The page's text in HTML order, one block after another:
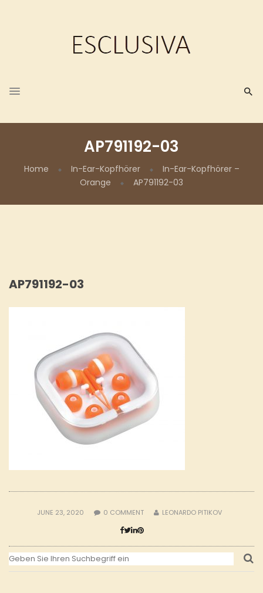
AP791192-03
Home In-Ear-Kopfhörer
In-Ear-Kopfhörer –
Orange
AP791192-03
AP791192-03
JUNE 23, 2020 0 COMMENT LEONARDO PITIKOV